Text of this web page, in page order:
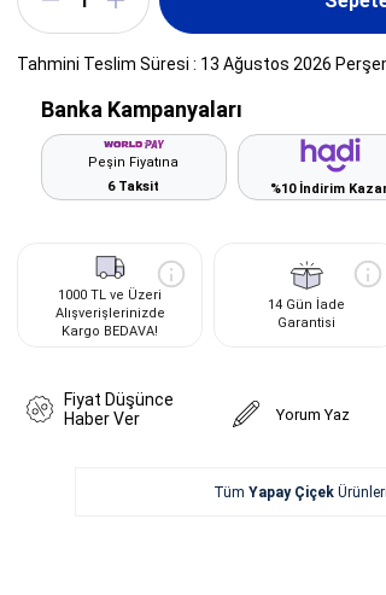
Tahmini Teslim Süresi : 13 Ağustos 2026
Banka Kampanyaları
Peşin Fiyatına
6 Taksit
%10 İndirim
1000 TL ve Üzeri
Alışverişlerinizde
Kargo BEDAVA!
14 Gün İade
Garantisi
Fiyat Düşünce
Haber Ver
Yorum Yaz
Tüm Yapay Çiçek